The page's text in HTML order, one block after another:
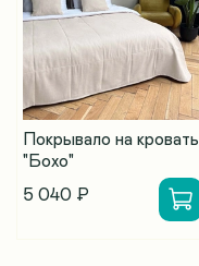
Покрывало на кровать
"Бохо"
5 040 ₽